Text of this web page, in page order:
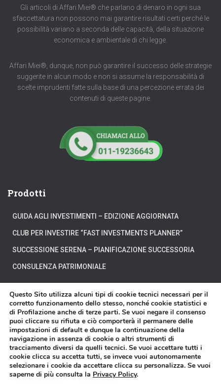
Gli articoli di Affari Miei® che parlano di denaro in ogni sua
sfaccettatura non possono mai garantire risultati certi perché le
possibilità variano a seconda delle capacità, della situazione
economica e ambientale di chi legge.
Affari Miei®, dunque, non può garantire il successo delle strategie
suggerite in alcun modo e non si assume la responsabilità di
scelte imprudenti fatte sulla base di una percezione errata dei
contenuti di queste pagine.
Prodotti
GUIDA AGLI INVESTIMENTI – EDIZIONE AGGIORNATA
CLUB PER INVESTIRE “FAST INVESTMENTS PLANNER”
SUCCESSIONE SERENA – PIANIFICAZIONE SUCCESSORIA
CONSULENZA PATRIMONIALE
CHI SIAMO DOVE SIAMO DICONO DI NOI
DISCLAIMER CONTATTI VIDEO
Affari Miei® è un marchio registrato di proprietà della Affari Miei S.r.l. - P.
IVA 11603570018 - Sede in Torino presso Corso Francesco Ferrucci n.112 -
Questo Sito utilizza alcuni tipi di cookie tecnici necessari per il
corretto funzionamento dello stesso, nonché cookie statistici e
di Profilazione anche di terze parti. Se vuoi negare il consenso
puoi cliccare su rifiuta e ciò comporterà il permanere delle
impostazioni di default e dunque la continuazione della
navigazione in assenza di cookie o altri strumenti di
tracciamento diversi da quelli tecnici. Se vuoi accettare tutti i
cookie clicca su accetta tutti, se invece vuoi autonomamente
selezionare i cookie da accettare clicca su personalizza. Se vuoi
saperne di più consulta la Privacy Policy.